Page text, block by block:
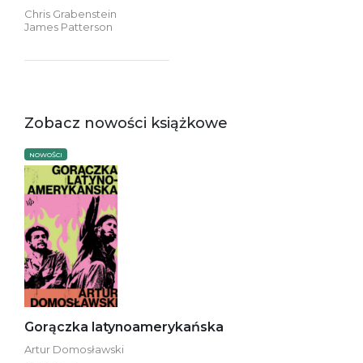
Chris Grabenstein
James Patterson
Zobacz nowości książkowe
NOWOŚCI
Gorączka latynoamerykańska
Artur Domosławski